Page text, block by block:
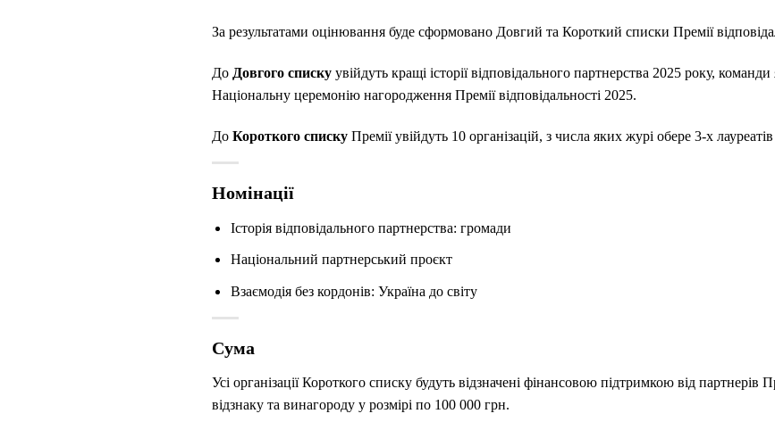
За результатами оцінювання буде сформовано Довгий та Короткий списки Премії
До Довгого списку увійдуть кращі історії відповідального партнерства 2025 року,
Національну церемонію нагородження Премії відповідальності 2025.
До Короткого списку Премії увійдуть 10 організацій, з числа яких журі обере 3-х
Номінації
Історія відповідального партнерства: громади
Національний партнерський проєкт
Взаємодія без кордонів: Україна до світу
Сума
Усі організації Короткого списку будуть відзначені фінансовою підтримкою від партнерів
відзнаку та винагороду у розмірі по 100 000 грн.